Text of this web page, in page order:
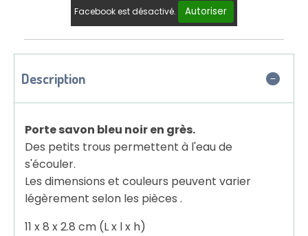
Facebook est désactivé. Autoriser
Description
Porte savon bleu noir en grès.
Des petits trous permettent à l'eau de
s'écouler.
Les dimensions et couleurs peuvent varier
légèrement selon les pièces .
11 x 8 x 2.8 cm (L x l x h)